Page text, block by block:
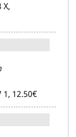
X,
1, 12.50€